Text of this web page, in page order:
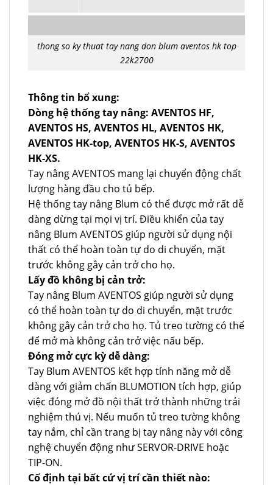
thong so ky thuat tay nang don blum aventos hk top
22k2700
Thông tin bổ xung:
Dòng hệ thống tay nâng: AVENTOS HF,
AVENTOS HS, AVENTOS HL, AVENTOS HK,
AVENTOS HK-top, AVENTOS HK-S, AVENTOS
HK-XS.
Tay nâng AVENTOS mang lại chuyển động chất
lượng hàng đầu cho tủ bếp.
Hệ thống tay nâng Blum có thể được mở rất dễ
dàng dừng tại mọi vị trí. Điều khiển của tay
nâng Blum AVENTOS giúp người sử dụng nội
thất có thể hoàn toàn tự do di chuyển, mặt
trước không gây cản trở cho họ.
Lấy đồ không bị cản trở:
Tay nâng Blum AVENTOS giúp người sử dụng
có thể hoàn toàn tự do di chuyển, mặt trước
không gây cản trở cho họ. Tủ treo tường có thể
để mở mà không cản trở việc nấu bếp.
Đóng mở cực kỳ dễ dàng:
Tay Blum AVENTOS kết hợp tính năng mở dễ
dàng với giảm chấn BLUMOTION tích hợp, giúp
việc đóng mở đồ nội thất trở thành những trải
nghiệm thú vị. Nếu muốn tủ treo tường không
tay nắm, chỉ cần trang bị tay nâng này với công
nghệ chuyển động như SERVOR-DRIVE hoặc
TIP-ON.
Cố định tại bất cứ vị trí cần thiết nào: